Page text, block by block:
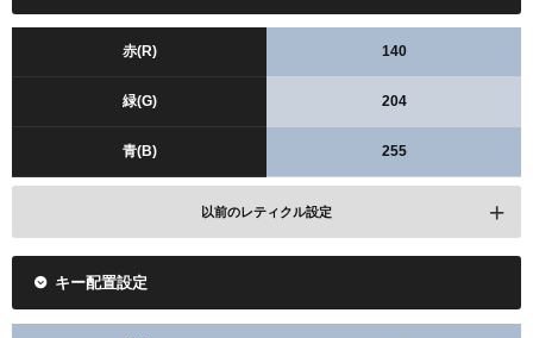
赤(R) 140
緑(G) 204
青(B) 255
以前のレティクル設定
赤(R)
緑(G) 131
キー配置設定